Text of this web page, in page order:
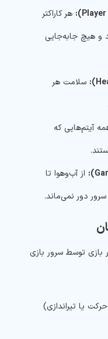
هر کاراکتر
و هیچ جابه‌جایی
سلامت هر
آیتم‌هایی که
از آب‌وهوا تا
دور نمی‌ماند.
توسط سرور بازی
یا تیراندازی)